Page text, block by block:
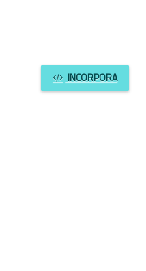
INCORPORA